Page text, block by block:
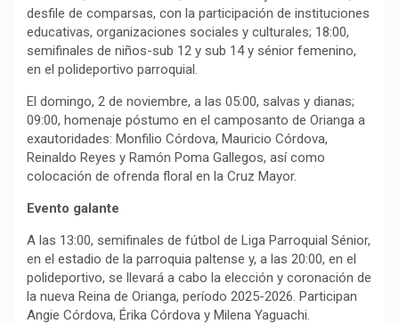
desfile de comparsas, con la participación de instituciones
educativas, organizaciones sociales y culturales; 18:00,
semifinales de niños-sub 12 y sub 14 y sénior femenino,
en el polideportivo parroquial.
El domingo, 2 de noviembre, a las 05:00, salvas y dianas;
09:00, homenaje póstumo en el camposanto de Orianga a
exautoridades: Monfilio Córdova, Mauricio Córdova,
Reinaldo Reyes y Ramón Poma Gallegos, así como
colocación de ofrenda floral en la Cruz Mayor.
Evento galante
A las 13:00, semifinales de fútbol de Liga Parroquial Sénior,
en el estadio de la parroquia paltense y, a las 20:00, en el
polideportivo, se llevará a cabo la elección y coronación de
la nueva Reina de Orianga, período 2025-2026. Participan
Angie Córdova, Érika Córdova y Milena Yaguachi.